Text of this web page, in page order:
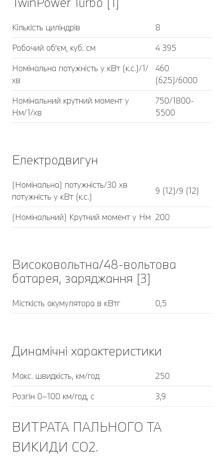
Кількість циліндрів
8
Робочий об'єм, куб. cм
4 395
Номінальна потужність у кВт (к.с.)/1/
хв
460
(625)/6000
Номінальний крутний момент у
Нм/1/хв
750/1800-
5500
Електродвигун
(Номінальна) потужність/30 хв
потужність у кВт (к.с.)
9 (12)/9 (12)
(Номінальний) Крутний момент у Нм 200
Високовольтна/48-вольтова
батарея, заряджання [3]
Місткість акумулятора в кВтг 0,5
Динамічні характеристики
Макс. швидкість, км/год
250
Розгін 0–100 км/год, с
3,9
ВИТРАТА ПАЛЬНОГО ТА
ВИКИДИ CO2.